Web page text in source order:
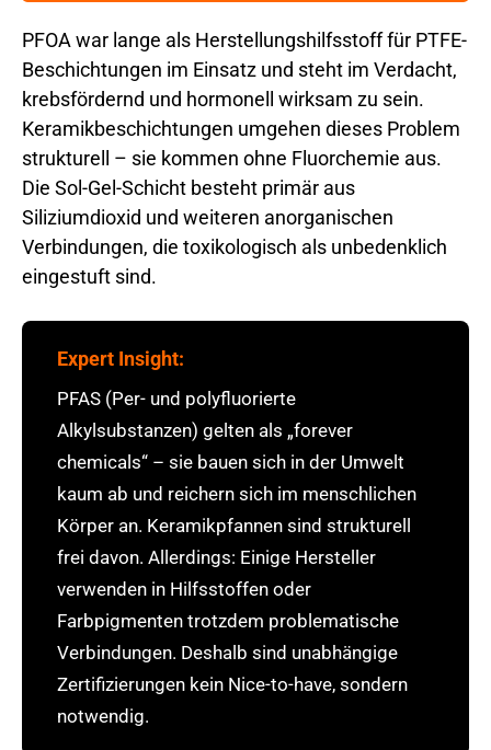
PFOA war lange als Herstellungshilfsstoff für PTFE-
Beschichtungen im Einsatz und steht im Verdacht,
krebsfördernd und hormonell wirksam zu sein.
Keramikbeschichtungen umgehen dieses Problem
strukturell – sie kommen ohne Fluorchemie aus.
Die Sol-Gel-Schicht besteht primär aus
Siliziumdioxid und weiteren anorganischen
Verbindungen, die toxikologisch als unbedenklich
eingestuft sind.
Expert Insight:
PFAS (Per- und polyfluorierte
Alkylsubstanzen) gelten als „forever
chemicals“ – sie bauen sich in der Umwelt
kaum ab und reichern sich im menschlichen
Körper an. Keramikpfannen sind strukturell
frei davon. Allerdings: Einige Hersteller
verwenden in Hilfsstoffen oder
Farbpigmenten trotzdem problematische
Verbindungen. Deshalb sind unabhängige
Zertifizierungen kein Nice-to-have, sondern
notwendig.